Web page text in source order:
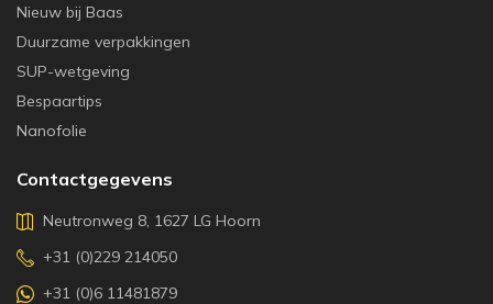
Nieuw bij Baas
Duurzame verpakkingen
SUP-wetgeving
Bespaartips
Nanofolie
Contactgegevens
Neutronweg 8, 1627 LG Hoorn
+31 (0)229 214050
+31 (0)6 11481879